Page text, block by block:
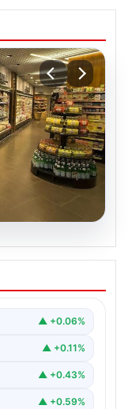
ayı
▲ +0.06%
▲ +0.11%
▲ +0.43%
▲ +0.59%